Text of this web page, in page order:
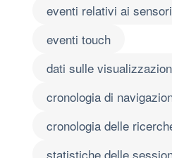
eventi relativi ai
eventi touch
dati sulle
cronologia di
cronologia delle
statistiche delle